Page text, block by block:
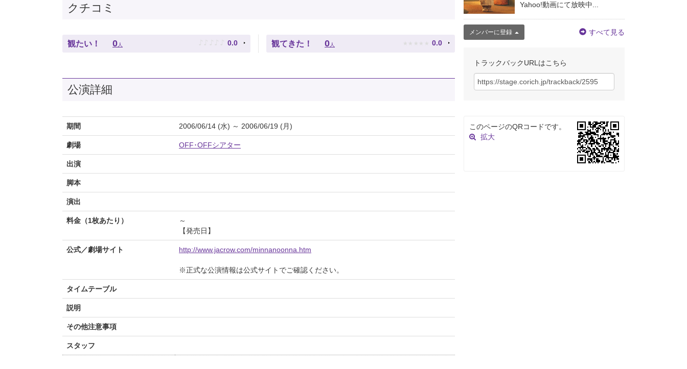
クチコミ
観たい！ 0人 ♪ ♪ ♪ ♪ ♪ 0.0 観てきた！ 0人 ★ ★ ★ ★ ★ 0.0
公演詳細
期間 2006/06/14 (水) ～ 2006/06/19 (月)
劇場 OFF･OFFシアター
出演
脚本
演出
料金（1枚あたり）
～
【発売日】
公式／劇場サイト http://www.jacrow.com/minnanoonna.htm
※正式な公演情報は公式サイトでご確認ください。
タイムテーブル
説明
その他注意事項
スタッフ
Yahoo!動画にて放映中...
メンバーに登録 すべて見る
トラックバックURLはこちら
このページのQRコードです。
拡大